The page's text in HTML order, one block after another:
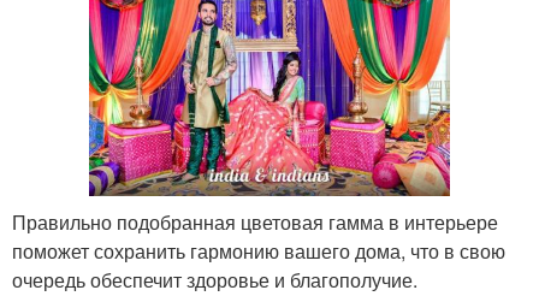
Правильно подобранная цветовая гамма в интерьере
поможет сохранить гармонию вашего дома, что в свою
очередь обеспечит здоровье и благополучие.